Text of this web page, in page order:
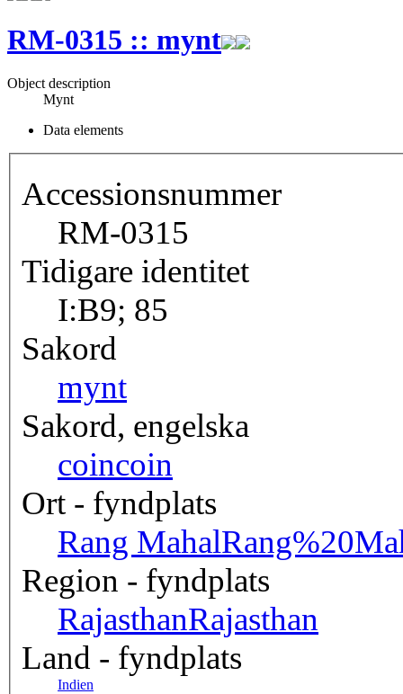
RM-0315 :: mynt
Object description
Mynt
Data elements
Accessionsnummer
RM-0315
Tidigare identitet
I:B9; 85
Sakord
mynt
Sakord, engelska
coincoin
Ort - fyndplats
Rang Mahal
Region - fyndplats
RajasthanRajasthan
Land - fyndplats
Indien